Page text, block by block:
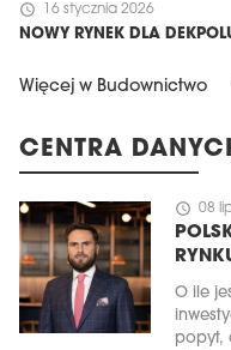
schedule 16 stycznia 2026
NOWY RYNEK DLA
Więcej w Budownictwo
CENTRA
schedule 08
O ile
popyt,